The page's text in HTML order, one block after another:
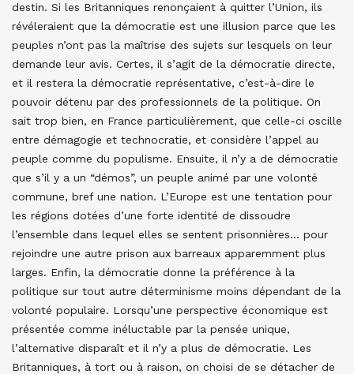
destin. Si les Britanniques renonçaient à quitter l’Union, ils
révéleraient que la démocratie est une illusion parce que les
peuples n’ont pas la maîtrise des sujets sur lesquels on leur
demande leur avis. Certes, il s’agit de la démocratie directe,
et il restera la démocratie représentative, c’est-à-dire le
pouvoir détenu par des professionnels de la politique. On
sait trop bien, en France particulièrement, que celle-ci oscille
entre démagogie et technocratie, et considère l’appel au
peuple comme du populisme. Ensuite, il n’y a de démocratie
que s’il y a un “démos”, un peuple animé par une volonté
commune, bref une nation. L’Europe est une tentation pour
les régions dotées d’une forte identité de dissoudre
l’ensemble dans lequel elles se sentent prisonnières… pour
rejoindre une autre prison aux barreaux apparemment plus
larges. Enfin, la démocratie donne la préférence à la
politique sur tout autre déterminisme moins dépendant de la
volonté populaire. Lorsqu’une perspective économique est
présentée comme inéluctable par la pensée unique,
l’alternative disparaît et il n’y a plus de démocratie. Les
Britanniques, à tort ou à raison, on choisi de se détacher de